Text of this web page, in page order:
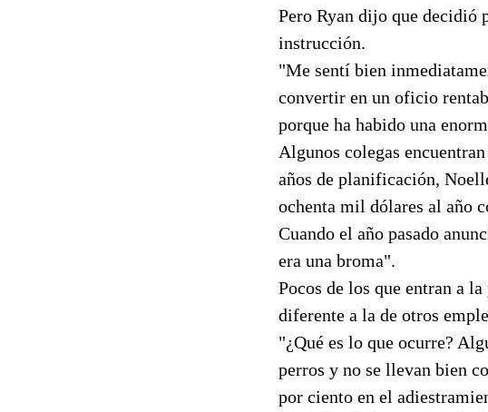
Pero Ryan dijo que decidió
instrucción.
"Me sentí bien
convertir en un oficio
porque ha habido una
Algunos colegas
años de planificación,
ochenta mil dólares al año
Cuando el año pasado
era una broma".
Pocos de los que entran a
diferente a la de otros
"¿Qué es lo que ocurre?
perros y no se llevan bien
por ciento en el